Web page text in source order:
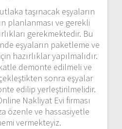
taşınacak eşyaların
planlanması ve gerekli
gerekmektedir. Bu
eşyaların paketleme ve
hazırlıklar yapılmalıdır.
demonte edilmeli ve
sonra eşyalar
edilip yerleştirilmelidir.
Nakliyat Evi firması
özenle ve hassasiyetle
vermekteyiz.